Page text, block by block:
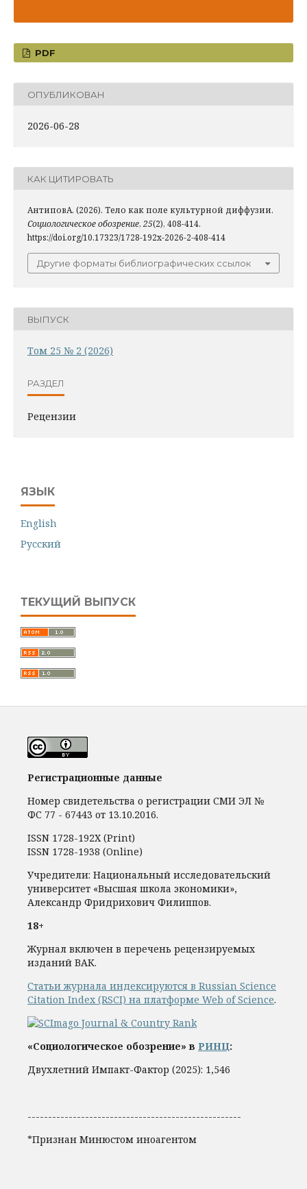
PDF
ОПУБЛИКОВАН
2026-06-28
КАК ЦИТИРОВАТЬ
АнтиповА. (2026). Тело как поле культурной диффузии.
Социологическое обозрение, 25(2), 408-414.
https://doi.org/10.17323/1728-192x-2026-2-408-414
Другие форматы библиографических ссылок
ВЫПУСК
Том 25 № 2 (2026)
РАЗДЕЛ
Рецензии
ЯЗЫК
English
Русский
ТЕКУЩИЙ ВЫПУСК
Регистрационные данные
Номер свидетельства о регистрации СМИ ЭЛ №
ФС 77 - 67443 от 13.10.2016.
ISSN 1728-192Х (Print)
ISSN 1728-1938 (Online)
Учредители: Национальный исследовательский
университет «Высшая школа экономики»,
Александр Фридрихович Филиппов.
18+
Журнал включен в перечень рецензируемых
изданий ВАК.
Статьи журнала индексируются в Russian Science
Citation Index (RSCI) на платформе Web of Science.
«Социологическое обозрение» в РИНЦ:
Двухлетний Импакт-Фактор (2025): 1,546
----------------------------------------------------
*Признан Минюстом иноагентом